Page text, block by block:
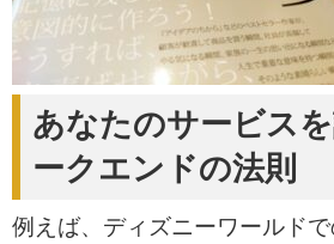
あなたのサービス
ークエンドの法則
例えば、ディズニーワールド